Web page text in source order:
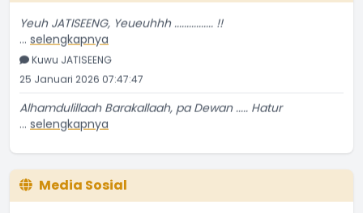
...selengkapnya
Kuwu JATISEENG
Alhamdulillaah Barakallaah, pa Dewan ..... Hatur
...selengkapnya
Kuwu JATISEENG
23 Januari 2026 09:32:14
Bravo Para Kader Sub PPKBD Desa JATISEENG ............ !!
...selengkapnya
Media Sosial